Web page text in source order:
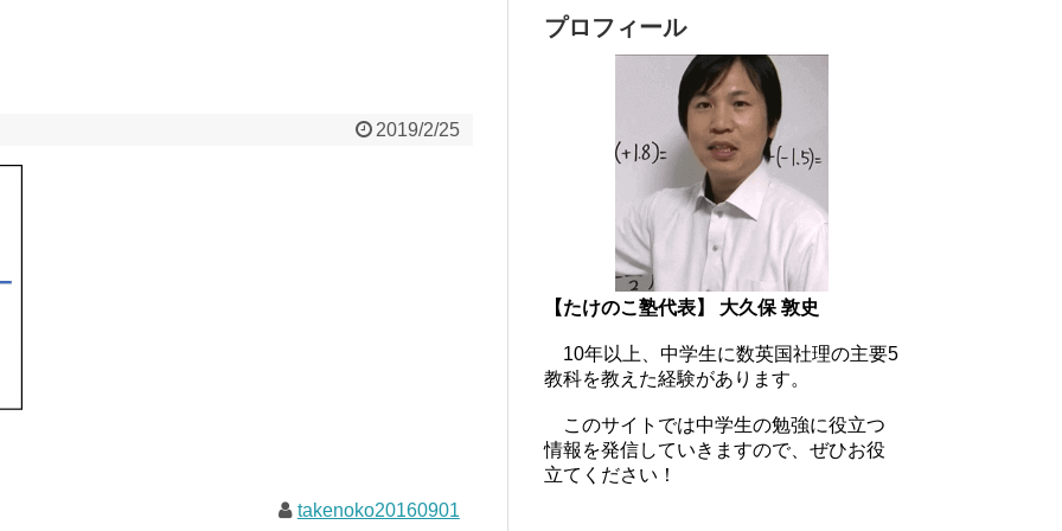
2019/2/25
takenoko20160901
プロフィール
【たけのこ塾代表】 大久保 敦史
10年以上、中学生に数英国社理の主要5
教科を教えた経験があります。
このサイトでは中学生の勉強に役立つ
情報を発信していきますので、ぜひお役
立てください！